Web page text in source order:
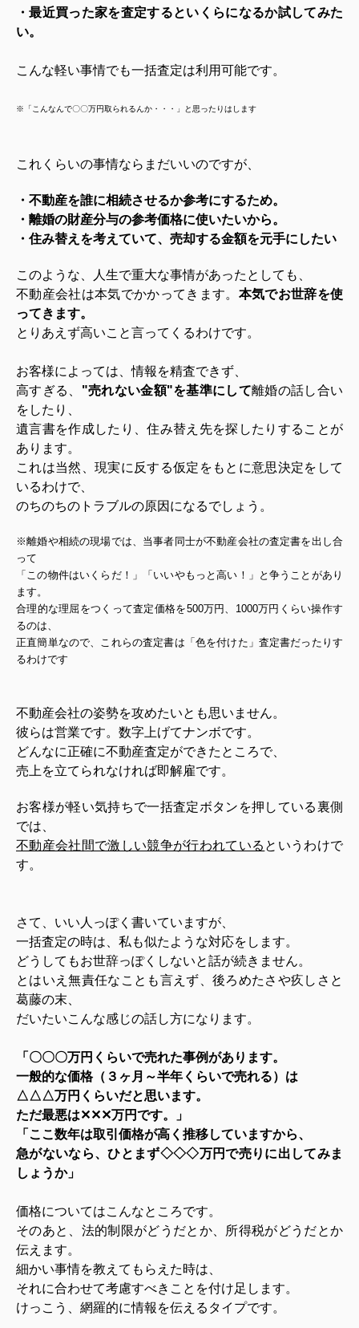
・最近買った家を査定するといくらになるか試してみた
い。
こんな軽い事情でも一括査定は利用可能です。
※「こんなんで〇〇万円取られるんか・・・」と思ったりはします
これくらいの事情ならまだいいのですが、
・不動産を誰に相続させるか参考にするため。
・離婚の財産分与の参考価格に使いたいから。
・住み替えを考えていて、売却する金額を元手にしたい
このような、人生で重大な事情があったとしても、
不動産会社は本気でかかってきます。 本気でお世辞を使
ってきます。
とりあえず高いこと言ってくるわけです。
お客様によっては、情報を精査できず、
高すぎる、 "売れない金額"を基準にして離婚の話し合い
をしたり、
遺言書を作成したり、住み替え先を探したりすることが
あります。
これは当然、現実に反する仮定をもとに意思決定をして
いるわけで、
のちのちのトラブルの原因になるでしょう。
※離婚や相続の現場では、当事者同士が不動産会社の査定書を出し合
って
「この物件はいくらだ！」「いいやもっと高い！」と争うことがあり
ます。
合理的な理屈をつくって査定価格を500万円、1000万円くらい操作す
るのは、
正直簡単なので、これらの査定書は「色を付けた」査定書だったりす
るわけです
不動産会社の姿勢を攻めたいとも思いません。
彼らは営業です。数字上げてナンボです。
どんなに正確に不動産査定ができたところで、
売上を立てられなければ即解雇です。
お客様が軽い気持ちで一括査定ボタンを押している裏側
では、
不動産会社間で激しい競争が行われている というわけで
す。
さて、いい人っぽく書いていますが、
一括査定の時は、私も似たような対応をします。
どうしてもお世辞っぽくしないと話が続きません。
とはいえ無責任なことも言えず、後ろめたさや疚しさと
葛藤の末、
だいたいこんな感じの話し方になります。
「〇〇〇万円くらいで売れた事例があります。
一般的な価格（３ヶ月～半年くらいで売れる）は
△△△万円くらいだと思います。
ただ最悪は✕✕✕万円です。」
「ここ数年は取引価格が高く推移していますから、
急がないなら、ひとまず◇◇◇万円で売りに出してみま
しょうか」
価格についてはこんなところです。
そのあと、法的制限がどうだとか、所得税がどうだとか
伝えます。
細かい事情を教えてもらえた時は、
それに合わせて考慮すべきことを付け足します。
けっこう、網羅的に情報を伝えるタイプです。